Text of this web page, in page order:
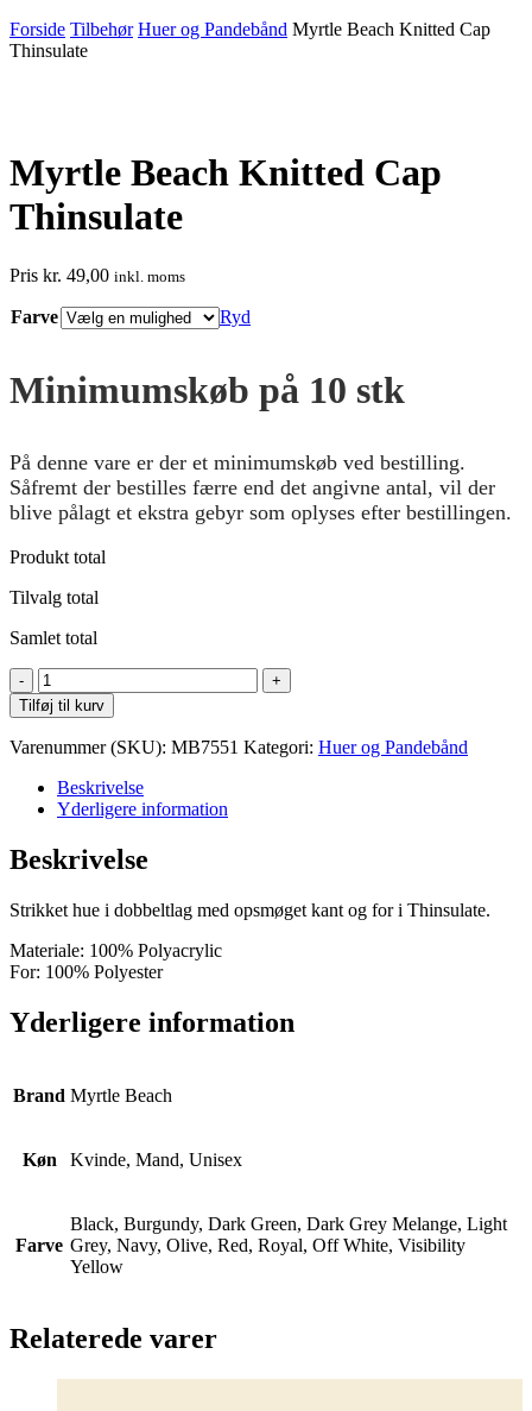
Forside Tilbehør Huer og Pandebånd Myrtle Beach Knitted Cap
Thinsulate
Myrtle Beach Knitted Cap
Thinsulate
Pris kr. 49,00 inkl. moms
Farve Ryd
Minimumskøb på 10 stk
På denne vare er der et minimumskøb ved bestilling.
Såfremt der bestilles færre end det angivne antal, vil der
blive pålagt et ekstra gebyr som oplyses efter bestillingen.
Produkt total
Tilvalg total
Samlet total
Myrtle
Beach
Knitted
Cap
Thinsulate
antal
Tilføj til kurv
Varenummer (SKU): MB7551 Kategori: Huer og Pandebånd
Beskrivelse
Yderligere information
Beskrivelse
Strikket hue i dobbeltlag med opsmøget kant og for i Thinsulate.
Materiale: 100% Polyacrylic
For: 100% Polyester
Yderligere information
Brand Myrtle Beach
Køn Kvinde, Mand, Unisex
Farve
Black, Burgundy, Dark Green, Dark Grey Melange, Light
Grey, Navy, Olive, Red, Royal, Off White, Visibility
Yellow
Relaterede varer